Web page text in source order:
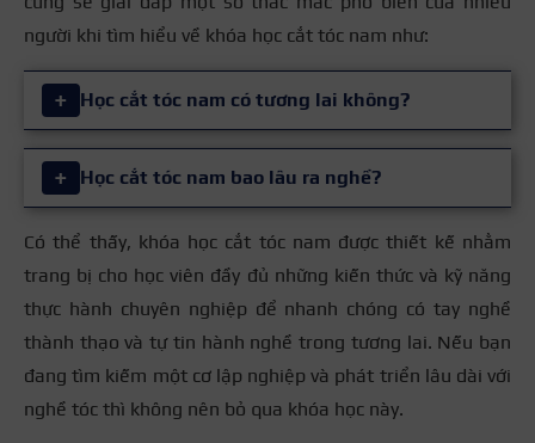
người khi tìm hiểu về khóa học cắt tóc nam như:
+ Học cắt tóc nam có tương lai không?
Câu trả lời là có. Nam giới ngày càng quan tâm đến
cắt tóc và làm đẹp khiến nhu cầu về nhân lực trong
lĩnh vực này ngày càng tăng cao. Nghề cắt tóc nam
không đòi hỏi thời gian học quá dài nhưng lại mang
đến nhiều cơ hội việc làm với mức thu nhập hấp dẫn.
Nếu bạn có tay nghề và kỹ thuật vững vàng sau khi
học khóa cắt tóc nam, bạn có thể tự tin làm việc tại
các Salon, Barber hoặc mở tiệm kinh doanh riêng.
+ Học cắt tóc nam bao lâu ra nghề?
Thời gian học trung bình của một khóa học cắt tóc
nam thường dao động từ 3 – 6 tháng, phụ thuộc vào
chương trình đào tạo của mỗi khóa học và khả năng
tiếp thu của từng cá nhân. Đối với những khóa học
cấp tốc hay người đã có kinh nghiệm từ trước thì thời
gian học có thể được rút ngắn hơn.
Có thể thấy, khóa học cắt tóc nam được thiết kế nhằm
trang bị cho học viên đầy đủ những kiến thức và kỹ năng
thực hành chuyên nghiệp để nhanh chóng có tay nghề
thành thạo và tự tin hành nghề trong tương lai. Nếu bạn
đang tìm kiếm một cơ lập nghiệp và phát triển lâu dài với
nghề tóc thì không nên bỏ qua khóa học này.